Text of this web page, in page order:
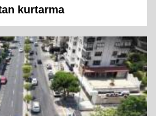
kurtarma